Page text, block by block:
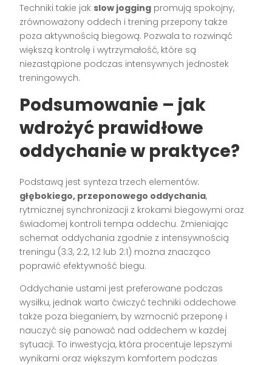
Techniki takie jak slow jogging promują spokojny,
zrównoważony oddech i trening przepony także
poza aktywnością biegową. Pozwala to rozwinąć
większą kontrolę i wytrzymałość, które są
niezastąpione podczas intensywnych jednostek
treningowych.
Podsumowanie – jak
wdrożyć prawidłowe
oddychanie w praktyce?
Podstawą jest synteza trzech elementów:
głębokiego, przeponowego oddychania,
rytmicznej synchronizacji z krokami biegowymi oraz
świadomej kontroli tempa oddechu. Zmieniając
schemat oddychania zgodnie z intensywnością
treningu (3:3, 2:2, 1:2 lub 2:1) można znacząco
poprawić efektywność biegu.
Oddychanie ustami jest preferowane podczas
wysiłku, jednak warto ćwiczyć techniki oddechowe
także poza bieganiem, by wzmocnić przeponę i
nauczyć się panować nad oddechem w każdej
sytuacji. To inwestycja, która procentuje lepszymi
wynikami oraz większym komfortem podczas